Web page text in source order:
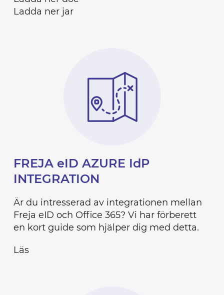
Ladda ner jar
FREJA eID AZURE IdP
INTEGRATION
Är du intresserad av integrationen mellan
Freja eID och Office 365? Vi har förberett
en kort guide som hjälper dig med detta.
Läs